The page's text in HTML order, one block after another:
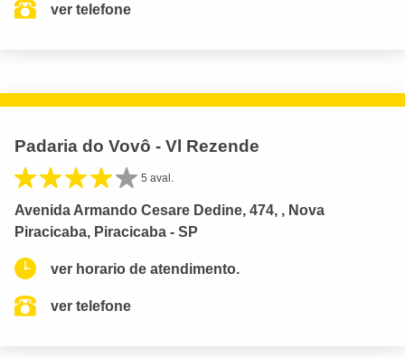
ver telefone
Padaria do Vovô - Vl Rezende
5 aval.
Avenida Armando Cesare Dedine, 474, , Nova
Piracicaba, Piracicaba - SP
ver horario de atendimento.
ver telefone